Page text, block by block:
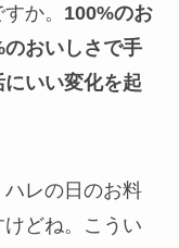
か。 100%のお
のおいしさで手
にいい変化を起
レの日のお料
どね。こうい